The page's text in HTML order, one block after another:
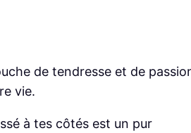
de tendresse et de
vie.
à tes côtés est un pur